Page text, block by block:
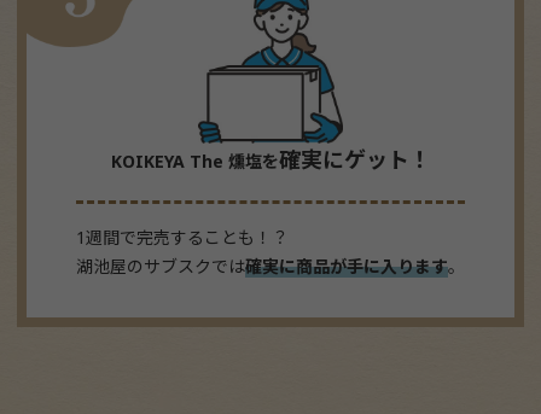
KOIKEYA The 燻塩を確実にゲット！
1週間で完売することも！？
湖池屋のサブスクでは確実に商品が手に入ります。